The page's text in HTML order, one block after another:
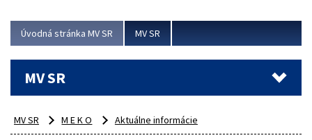
Úvodná stránka MV SR MV SR
MV SR
MV SR M E K O Aktuálne informácie